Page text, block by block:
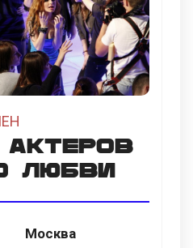
актеров
любви
Москва